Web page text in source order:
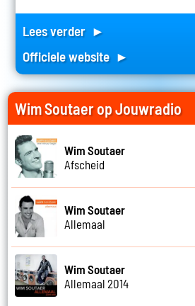
Lees verder ►
Officiele website ►
Wim Soutaer op Jouwradio
Wim Soutaer
Afscheid
Wim Soutaer
Allemaal
Wim Soutaer
Allemaal 2014